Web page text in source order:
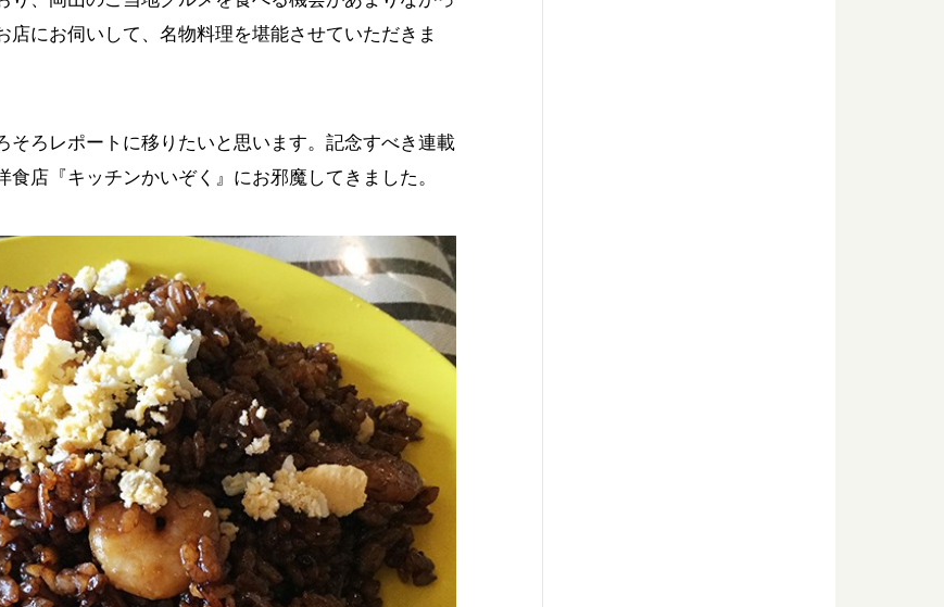
にお伺いして、名物料理を堪能させていただきま
そろレポートに移りたいと思います。記念すべき連載
店『キッチンかいぞく』にお邪魔してきました。